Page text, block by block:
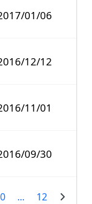
01/06
12/12
11/01
09/30
... 12